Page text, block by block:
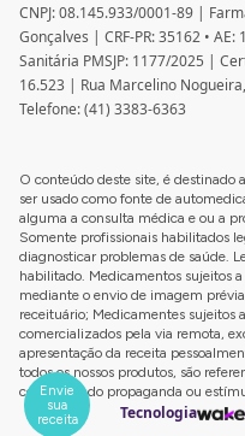
CNPJ: 08.145.933/0001-89 |
Gonçalves | CRF-PR: 35162 •
Sanitária PMSJP: 1177/2025 |
16.523 | Rua Marcelino
Telefone: (41) 3383-6363
O conteúdo deste site, é destinado
ser usado como fonte de
alguma a consulta médica e ou a
Somente profissionais habilitados
diagnosticar problemas de saúde.
habilitado. Medicamentos sujeitos
mediante o envio de imagem
receituário; Medicamentes sujeitos
comercializados pela via remota,
apresentação da receita
todos os nossos produtos, são
configurando propaganda ou
Tecnologia
Envie
sua
receita